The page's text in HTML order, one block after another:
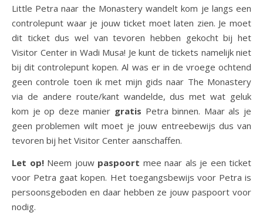
Little Petra naar the Monastery wandelt kom je langs een
controlepunt waar je jouw ticket moet laten zien. Je moet
dit ticket dus wel van tevoren hebben gekocht bij het
Visitor Center in Wadi Musa! Je kunt de tickets namelijk niet
bij dit controlepunt kopen. Al was er in de vroege ochtend
geen controle toen ik met mijn gids naar The Monastery
via de andere route/kant wandelde, dus met wat geluk
kom je op deze manier gratis Petra binnen. Maar als je
geen problemen wilt moet je jouw entreebewijs dus van
tevoren bij het Visitor Center aanschaffen.
Let op!Neem jouw paspoort mee naar als je een ticket
voor Petra gaat kopen. Het toegangsbewijs voor Petra is
persoonsgeboden en daar hebben ze jouw paspoort voor
nodig.